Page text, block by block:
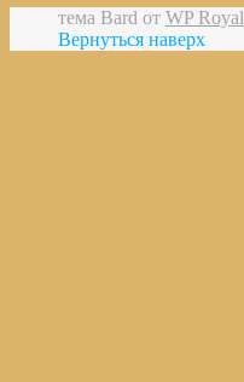
тема Bard от WP Royal
Вернуться наверх